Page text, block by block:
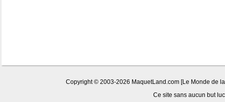
Copyright © 2003-2026 MaquetLand.com [Le Monde de
Ce site sans aucun but